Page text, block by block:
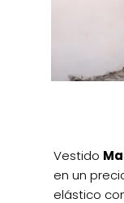
Vestido
en un
elástico